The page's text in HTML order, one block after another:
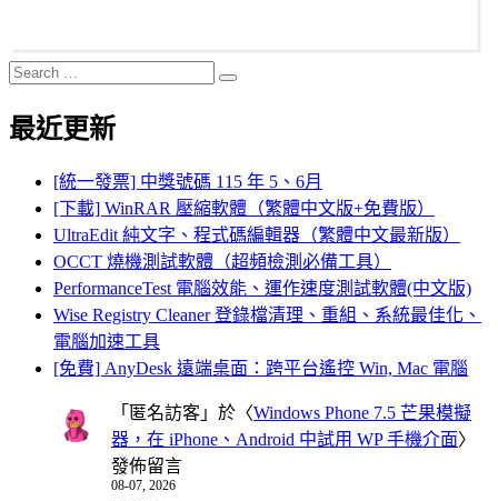
Search
for:
Search
最近更新
[統一發票] 中獎號碼 115 年 5、6月
[下載] WinRAR 壓縮軟體（繁體中文版+免費版）
UltraEdit 純文字、程式碼編輯器（繁體中文最新版）
OCCT 燒機測試軟體（超頻檢測必備工具）
PerformanceTest 電腦效能、運作速度測試軟體(中文版)
Wise Registry Cleaner 登錄檔清理、重組、系統最佳化、
電腦加速工具
[免費] AnyDesk 遠端桌面：跨平台遙控 Win, Mac 電腦
「 匿名訪客 」於〈Windows Phone 7.5 芒果模擬
器，在 iPhone、Android 中試用 WP 手機介面〉
發佈留言
08-07, 2026